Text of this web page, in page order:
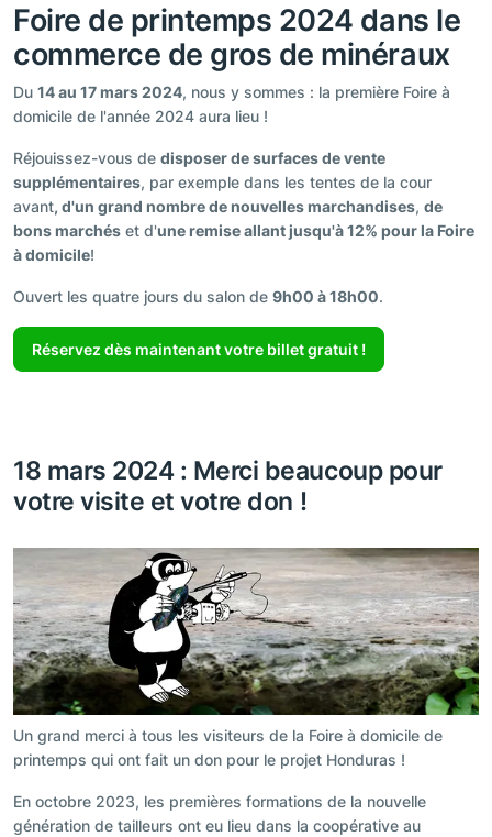
Foire de printemps 2024 dans le
commerce de gros de minéraux
Du 14 au 17 mars 2024, nous y sommes : la première Foire à
domicile de l'année 2024 aura lieu !
Réjouissez-vous de disposer de surfaces de vente
supplémentaires, par exemple dans les tentes de la cour
avant, d'un grand nombre de nouvelles marchandises, de
bons marchés et d'une remise allant jusqu'à 12% pour la Foire
à domicile!
Ouvert les quatre jours du salon de 9h00 à 18h00.
Réservez dès maintenant votre billet gratuit !
18 mars 2024 : Merci beaucoup pour
votre visite et votre don !
Un grand merci à tous les visiteurs de la Foire à domicile de
printemps qui ont fait un don pour le projet Honduras !
En octobre 2023, les premières formations de la nouvelle
génération de tailleurs ont eu lieu dans la coopérative au